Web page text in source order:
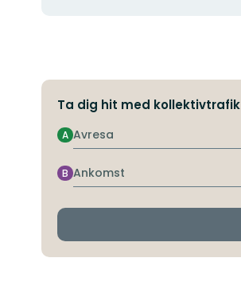
Ta dig hit med kollektivtrafik
Avresa
A
Ankomst
B